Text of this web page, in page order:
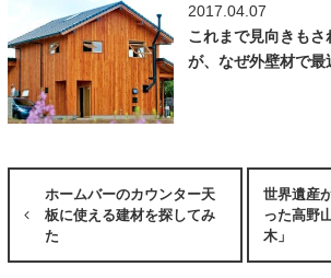
2017.04.07
これまで見向きも
が、なぜ外壁材で最
ホームバーのカウンター天
板に使える建材を探してみ
た
世界遺産
った高野
木」